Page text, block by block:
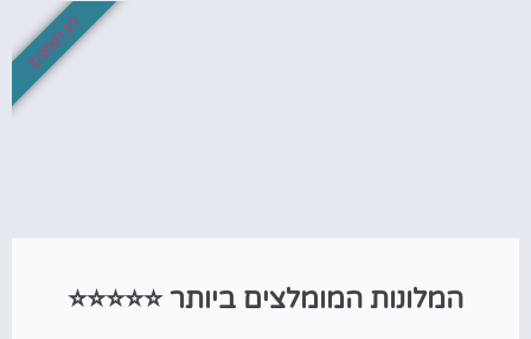
המלונות המומלצים ביותר ⭐⭐⭐⭐⭐
לא לפספס!